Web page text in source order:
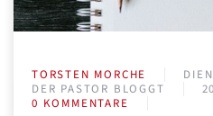
TORSTEN MORCHE
DER PASTOR BLOGGT
0 KOMMENTARE